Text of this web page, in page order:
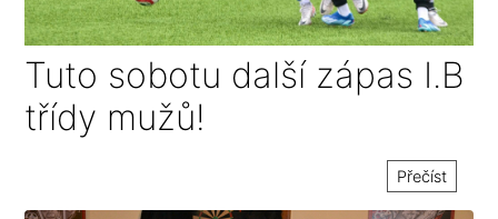
Tuto sobotu další zápas I.B
třídy mužů!
Přečíst